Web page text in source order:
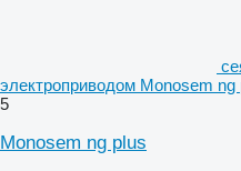
электроприводом Monosem ng
5
Monosem ng plus